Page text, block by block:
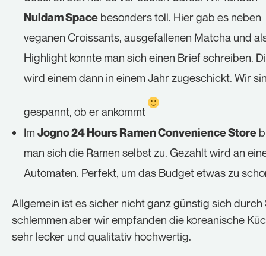
Nuldam Space besonders toll. Hier gab es neben
veganen Croissants, ausgefallenen Matcha und
Highlight konnte man sich einen Brief schreiben.
wird einem dann in einem Jahr zugeschickt. Wir
gespannt, ob er ankommt
Im Jogno 24 Hours Ramen Convenience Store
man sich die Ramen selbst zu. Gezahlt wird an
Automaten. Perfekt, um das Budget etwas zu
Allgemein ist es sicher nicht ganz günstig sich durch
schlemmen aber wir empfanden die koreanische
sehr lecker und qualitativ hochwertig.